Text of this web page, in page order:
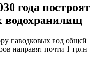
года построят
водохранилищ
паводковых вод общей
направят почти 1 трлн